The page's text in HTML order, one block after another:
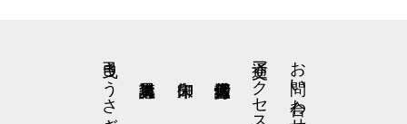
お問い合わせ
交通アクセス